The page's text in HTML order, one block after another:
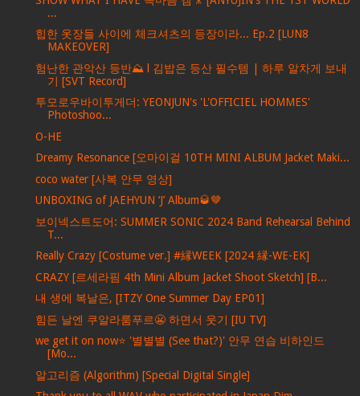
...
힙한 옷장들 사이에 체크셔츠의 등장이라... Ep.2 [LUN8
MAKEOVER]
험난한 관악산 등반⛰ l 김밥은 등산 필수템 | 하루 알차게 보내
기 [SVT Record]
투모로우바이투게더: YEONJUN's 'L'OFFICIEL HOMMES'
Photoshoo...
O-HE
Dreamy Resonance [오마이걸 10TH MINI ALBUM Jacket Maki...
coco water [사복 안무 영상]
UNBOXING of JAEHYUN ‘J’ Album🥃🤎
보이넥스트도어: SUMMER SONIC 2024 Band Rehearsal Behind
T...
Really Crazy [Costume ver.] #縁WEEK [2024 縁-WE-EK]
CRAZY [르세라핌 4th Mini Album Jacket Shoot Sketch] [B...
내 생에 복날은, [ITZY One Summer Day EP01]
힘든 날엔 쿠알라룸푸르😬 하면서 웃기 [IU TV]
we get it on now⭐ '별별별 (See that?)' 안무 연습 비하인드
[Mo...
알고리즘 (Algorithm) [Special Digital Single]